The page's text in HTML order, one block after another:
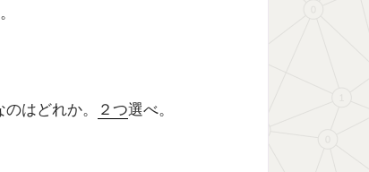
はどれか。 ２つ選べ。